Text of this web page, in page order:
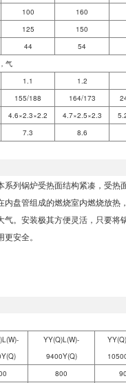
100 160
125 150
44 54
气
1.1 1.2
155/188 164/173
4.6×2.3×2.2 4.7×2.5×2.3
7.3 8.6
列锅炉受热面结构紧凑，受
盘管组成的燃烧室内燃烧放热
。安装极其方便灵活，只要将
安全。
YY(Q)L(W)-
9400Y(Q)
800